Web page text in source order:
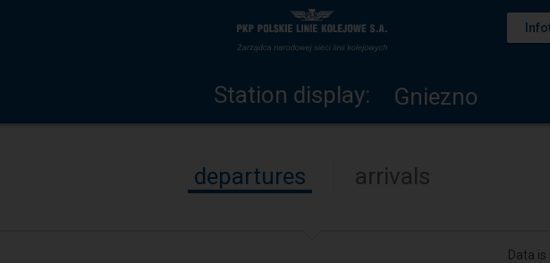
Station
display
Home
page
Station display: Gniezno
departures arrivals
Data